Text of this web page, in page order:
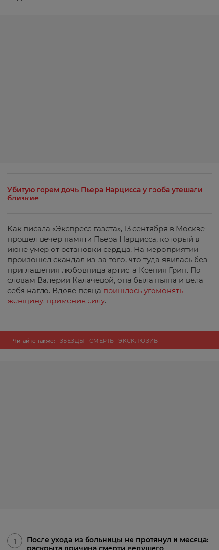
Убитую горем дочь Пьера Нарцисса у гроба утешали
близкие
Как писала «Экспресс газета», 13 сентября в Москве
прошел вечер памяти Пьера Нарцисса, который в
июне умер от остановки сердца. На мероприятии
произошел скандал из-за того, что туда явилась без
приглашения любовница артиста Ксения Грин. По
словам Валерии Калачевой, она была пьяна и вела
себя нагло. Вдове певца пришлось угомонять
женщину, применив силу.
Читайте также: ЗВЕЗДЫ СМЕРТЬ ЭКСКЛЮЗИВ
1
После ухода из больницы не протянул и месяца:
раскрыта причина смерти ведущего